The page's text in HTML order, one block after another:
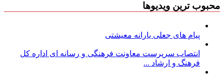
محبوب ترین ویدیوها
پیام های جعلی یارانه معیشتی
انتصاب سرپرست معاونت فرهنگی و رسانه ای اداره کل
فرهنگ و ارشاد ...